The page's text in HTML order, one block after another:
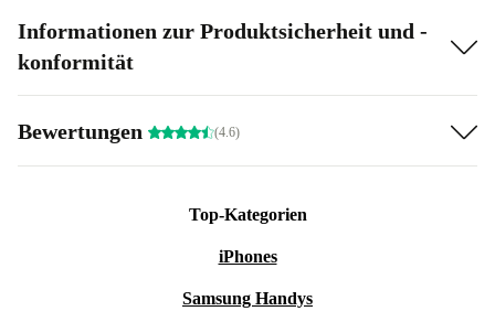
Informationen zur Produktsicherheit und -
konformität
Bewertungen (4.6)
Top-Kategorien
iPhones
Samsung Handys